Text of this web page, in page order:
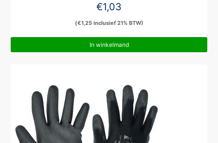
€1,03
(€1,25inclusief 21% BTW)
In winkelmand